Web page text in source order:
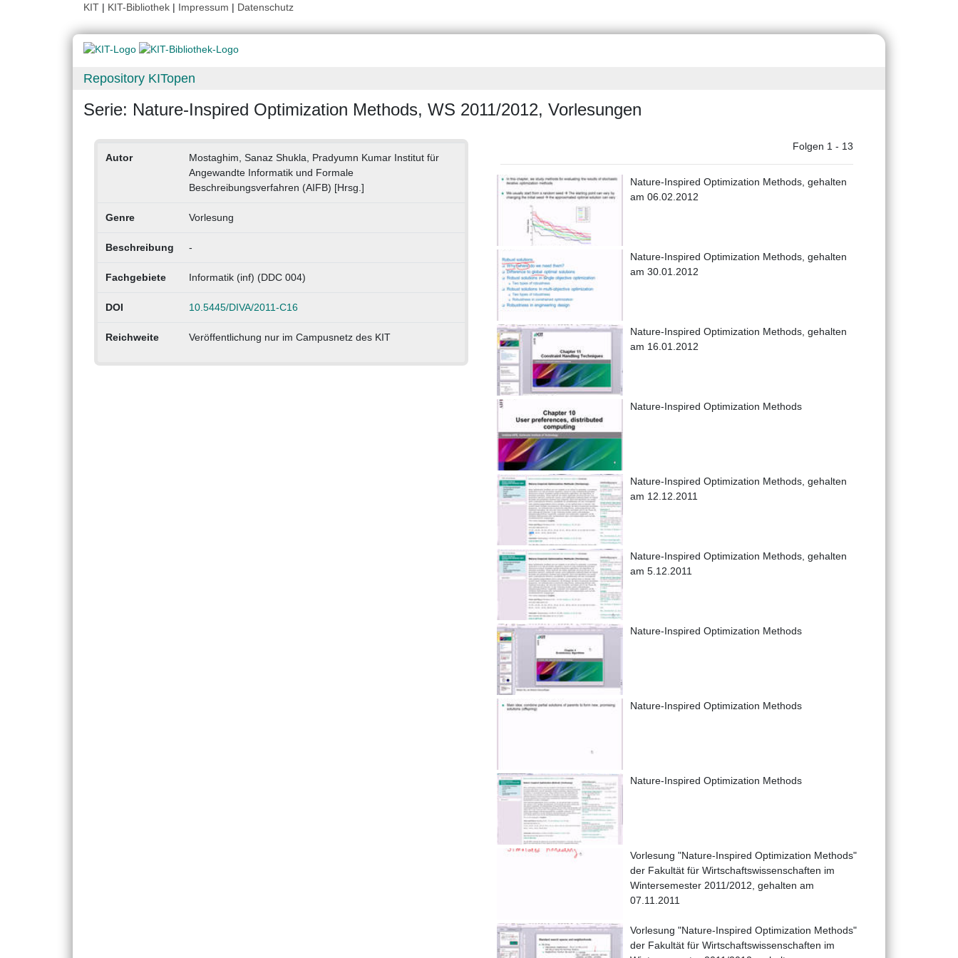
KIT | KIT-Bibliothek | Impressum | Datenschutz
Repository KITopen
Serie: Nature-Inspired Optimization Methods, WS 2011/2012, Vorlesungen
Autor
Mostaghim, Sanaz Shukla, Pradyumn Kumar Institut für
Angewandte Informatik und Formale
Beschreibungsverfahren (AIFB) [Hrsg.]
Genre Vorlesung
Beschreibung -
Fachgebiete Informatik (inf) (DDC 004)
DOI 10.5445/DIVA/2011-C16
Reichweite Veröffentlichung nur im Campusnetz des KIT
Folgen 1 - 13
Nature-Inspired Optimization Methods, gehalten
am 06.02.2012
Nature-Inspired Optimization Methods, gehalten
am 30.01.2012
Nature-Inspired Optimization Methods, gehalten
am 16.01.2012
Nature-Inspired Optimization Methods
Nature-Inspired Optimization Methods, gehalten
am 12.12.2011
Nature-Inspired Optimization Methods, gehalten
am 5.12.2011
Nature-Inspired Optimization Methods
Nature-Inspired Optimization Methods
Nature-Inspired Optimization Methods
Vorlesung "Nature-Inspired Optimization Methods"
der Fakultät für Wirtschaftswissenschaften im
Wintersemester 2011/2012, gehalten am
07.11.2011
Vorlesung "Nature-Inspired Optimization Methods"
der Fakultät für Wirtschaftswissenschaften im